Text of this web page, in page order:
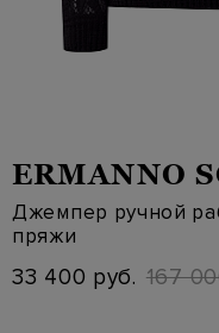
ERMANNO
Джемпер ручной
пряжи
33 400 руб. 167